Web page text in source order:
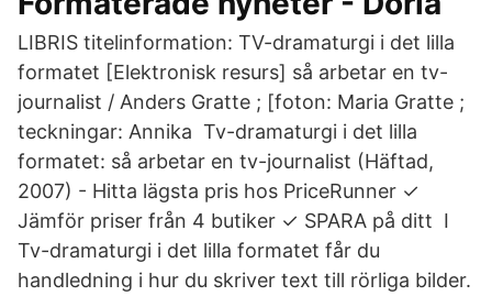
LIBRIS titelinformation: TV-dramaturgi i det lilla
formatet [Elektronisk resurs] så arbetar en tv-
journalist / Anders Gratte ; [foton: Maria Gratte ;
teckningar: Annika Tv-dramaturgi i det lilla
formatet: så arbetar en tv-journalist (Häftad,
2007) - Hitta lägsta pris hos PriceRunner ✓
Jämför priser från 4 butiker ✓ SPARA på ditt I
Tv-dramaturgi i det lilla formatet får du
handledning i hur du skriver text till rörliga bilder.